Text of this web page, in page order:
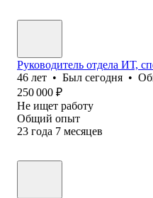
Руководитель отдела ИТ,
46 лет • Был сегодня •
250 000 ₽
Не ищет работу
Общий опыт
23 года 7 месяцев